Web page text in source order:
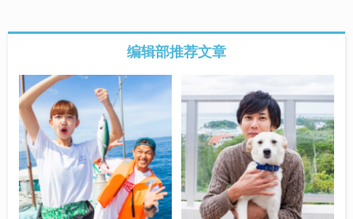
编辑部推荐文章